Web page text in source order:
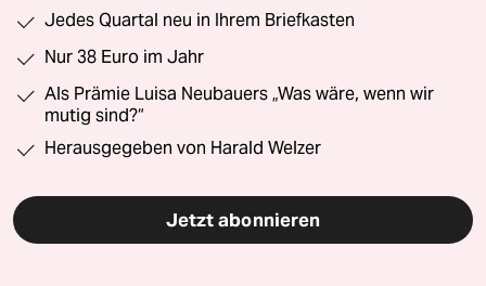
Jedes Quartal neu in Ihrem Briefkasten
Nur 38 Euro im Jahr
Als Prämie Luisa Neubauers „Was wäre, wenn wir
mutig sind?“
Herausgegeben von Harald Welzer
Jetzt abonnieren